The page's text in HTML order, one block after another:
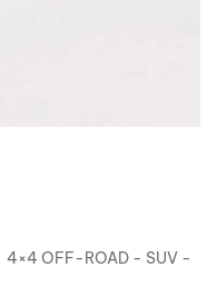
4×4 OFF-ROAD - SUV -